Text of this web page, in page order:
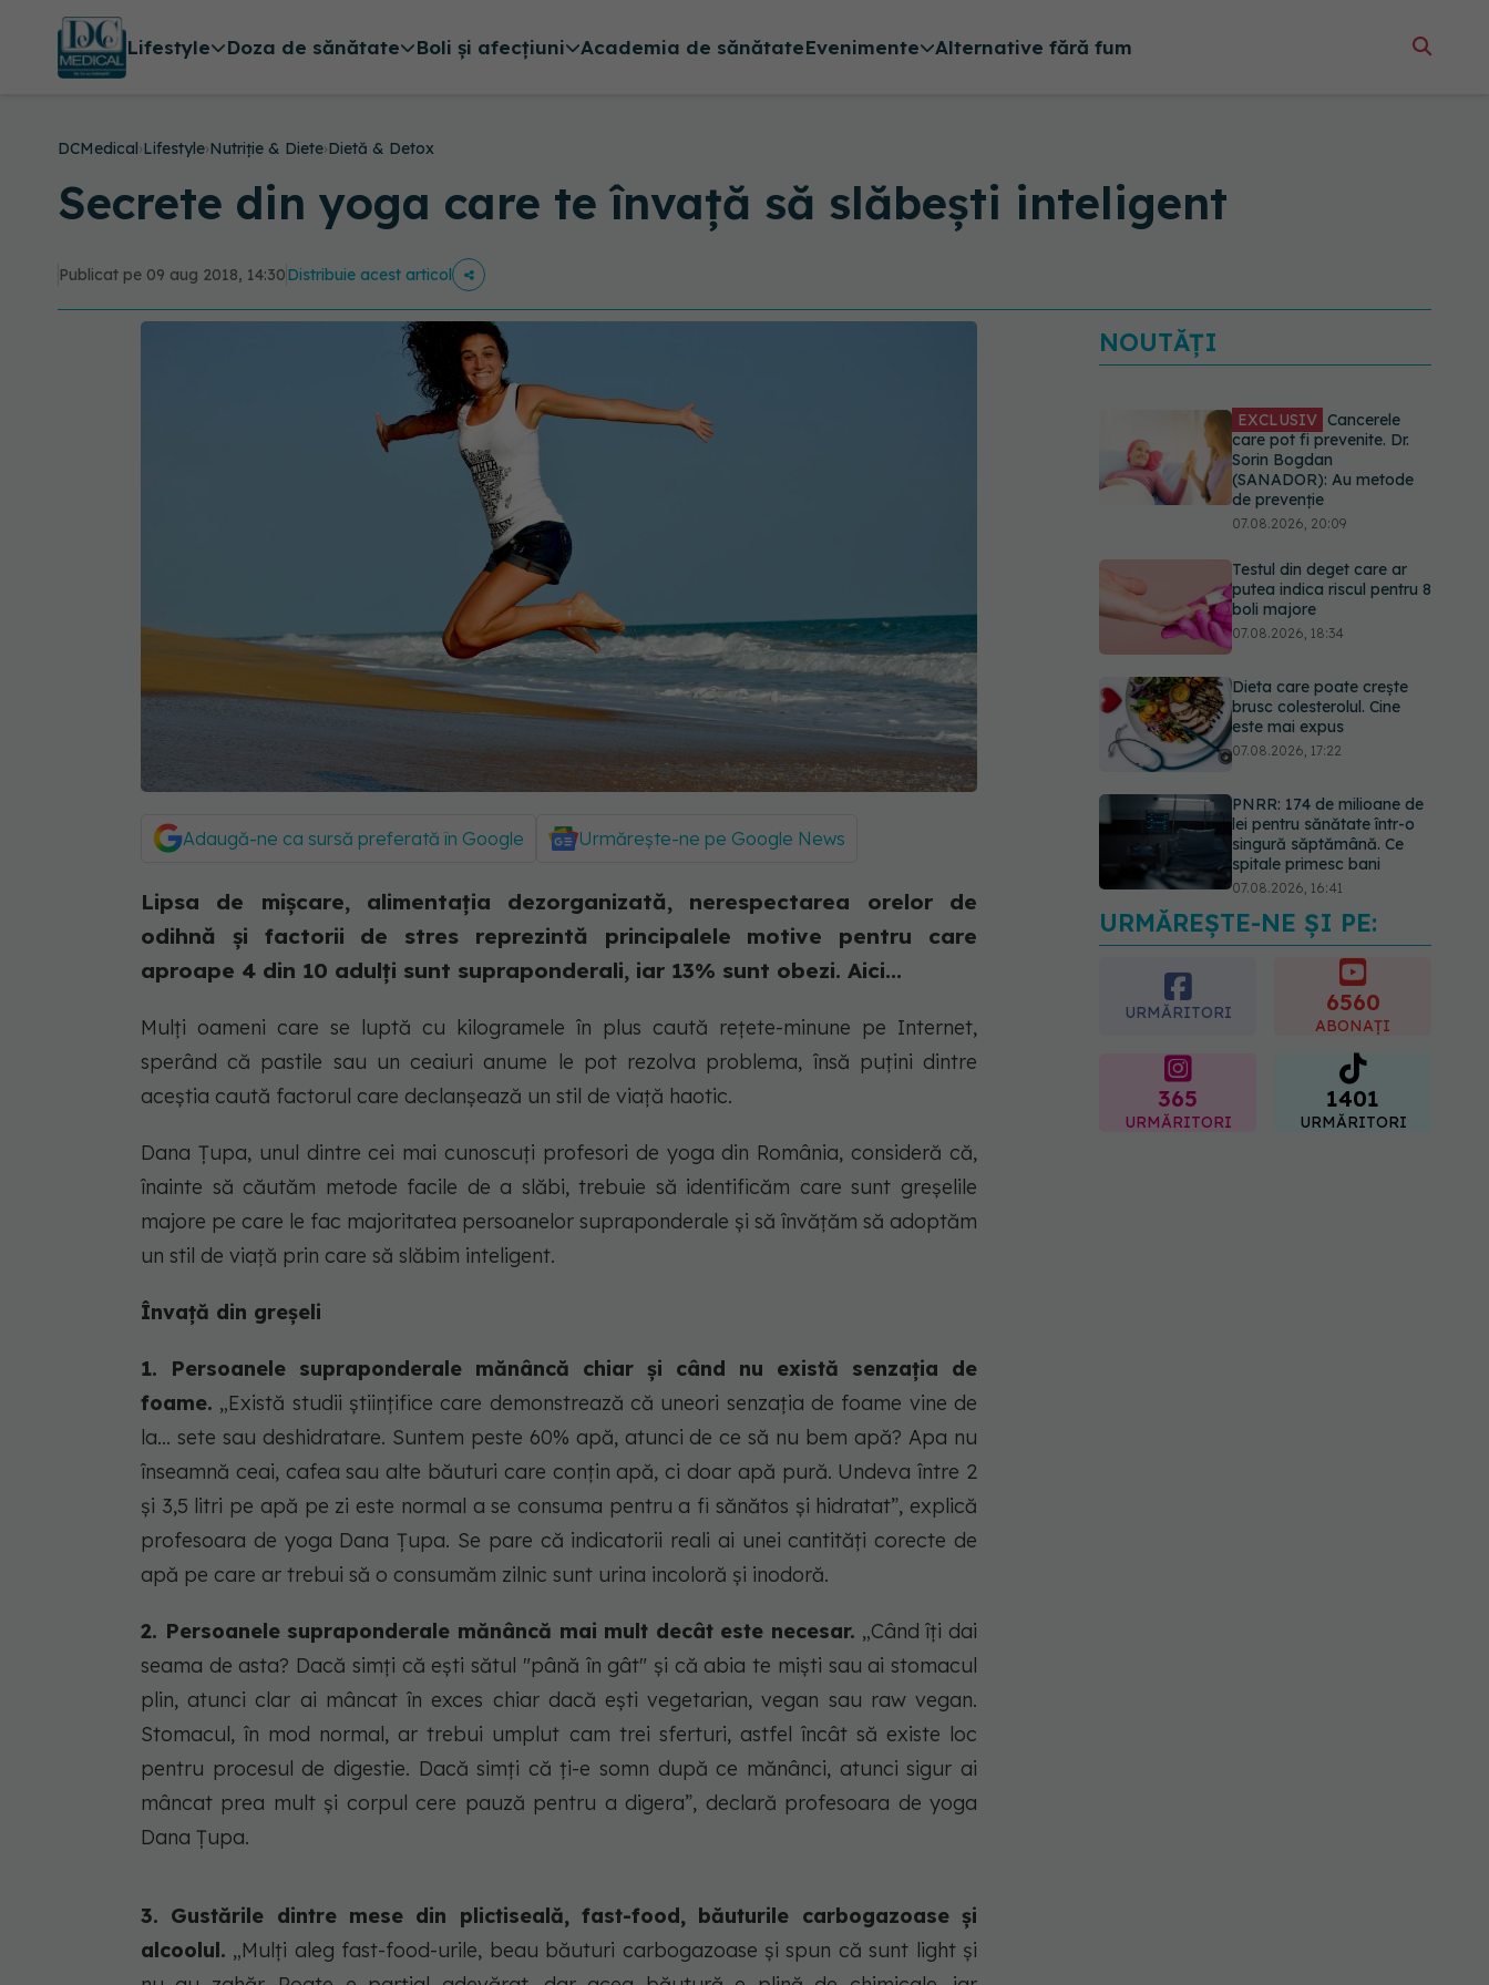
Lifestyle Doza de sănătate Boli și afecțiuni Academia de sănătateEvenimente Alternative fără fum
DCMedical›Lifestyle›Nutriție & Diete›Dietă & Detox
Secrete din yoga care te învață să slăbești inteligent
Publicat pe 09 aug 2018, 14:30Distribuie acest articol
Adaugă-ne ca sursă preferată în Google Urmărește-ne pe Google News
Lipsa de mişcare, alimentaţia dezorganizată, nerespectarea orelor de
odihnă şi factorii de stres reprezintă principalele motive pentru care
aproape 4 din 10 adulţi sunt supraponderali, iar 13% sunt obezi. Aici...
Mulţi oameni care se luptă cu kilogramele în plus caută reţete-minune pe Internet,
sperând că pastile sau un ceaiuri anume le pot rezolva problema, însă puţini dintre
aceştia caută factorul care declanşează un stil de viaţă haotic.
Dana Ţupa, unul dintre cei mai cunoscuţi profesori de yoga din România, consideră că,
înainte să căutăm metode facile de a slăbi, trebuie să identificăm care sunt greşelile
majore pe care le fac majoritatea persoanelor supraponderale şi să învăţăm să adoptăm
un stil de viaţă prin care să slăbim inteligent.
Învață din greșeli
1. Persoanele supraponderale mănâncă chiar și când nu există senzația de
foame. „Există studii științifice care demonstrează că uneori senzația de foame vine de
la... sete sau deshidratare. Suntem peste 60% apă, atunci de ce să nu bem apă? Apa nu
înseamnă ceai, cafea sau alte băuturi care conțin apă, ci doar apă pură. Undeva între 2
și 3,5 litri pe apă pe zi este normal a se consuma pentru a fi sănătos și hidratat”, explică
profesoara de yoga Dana Ţupa. Se pare că indicatorii reali ai unei cantități corecte de
apă pe care ar trebui să o consumăm zilnic sunt urina incoloră și inodoră.
2. Persoanele supraponderale mănâncă mai mult decât este necesar. „Când îți dai
seama de asta? Dacă simți că ești sătul "până în gât" și că abia te miști sau ai stomacul
plin, atunci clar ai mâncat în exces chiar dacă ești vegetarian, vegan sau raw vegan.
Stomacul, în mod normal, ar trebui umplut cam trei sferturi, astfel încât să existe loc
pentru procesul de digestie. Dacă simți că ți-e somn după ce mănânci, atunci sigur ai
mâncat prea mult și corpul cere pauză pentru a digera”, declară profesoara de yoga
Dana Ţupa.
3. Gustările dintre mese din plictiseală, fast-food, băuturile carbogazoase şi
alcoolul. „Mulţi aleg fast-food-urile, beau băuturi carbogazoase şi spun că sunt light şi
NOUTĂȚI
EXCLUSIV Cancerele
care pot fi prevenite. Dr.
Sorin Bogdan
(SANADOR): Au metode
de prevenție
07.08.2026, 20:09
Testul din deget care ar
putea indica riscul pentru 8
boli majore
07.08.2026, 18:34
Dieta care poate crește
brusc colesterolul. Cine
este mai expus
07.08.2026, 17:22
PNRR: 174 de milioane de
lei pentru sănătate într-o
singură săptămână. Ce
spitale primesc bani
07.08.2026, 16:41
Ce spune culoarea ta
preferată despre vârsta
pe care o ai. Care este
"codul cromatic" al
URMĂREȘTE-NE ȘI PE:
URMĂRITORI 6560
ABONAȚI
365
URMĂRITORI
1401
URMĂRITORI